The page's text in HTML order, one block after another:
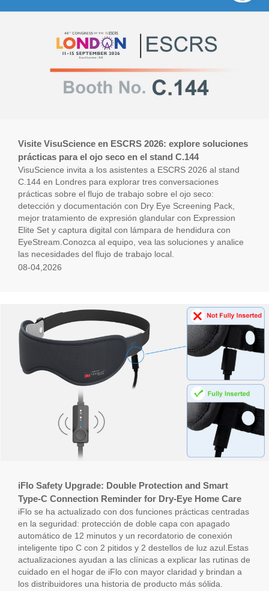
Visite VisuScience en ESCRS 2026: explore soluciones
prácticas para el ojo seco en el stand C.144
VisuScience invita a los asistentes a ESCRS 2026 al stand
C.144 en Londres para explorar tres conversaciones
prácticas sobre el flujo de trabajo sobre el ojo seco:
detección y documentación con Dry Eye Screening Pack,
mejor tratamiento de expresión glandular con Expression
Elite Set y captura digital con lámpara de hendidura con
EyeStream.Conozca al equipo, vea las soluciones y analice
las necesidades del flujo de trabajo local.
08-04,2026
iFlo Safety Upgrade: Double Protection and Smart
Type-C Connection Reminder for Dry-Eye Home Care
iFlo se ha actualizado con dos funciones prácticas centradas
en la seguridad: protección de doble capa con apagado
automático de 12 minutos y un recordatorio de conexión
inteligente tipo C con 2 pitidos y 2 destellos de luz azul.Estas
actualizaciones ayudan a las clínicas a explicar las rutinas de
cuidado en el hogar de iFlo con mayor claridad y brindan a
los distribuidores una historia de producto más sólida.